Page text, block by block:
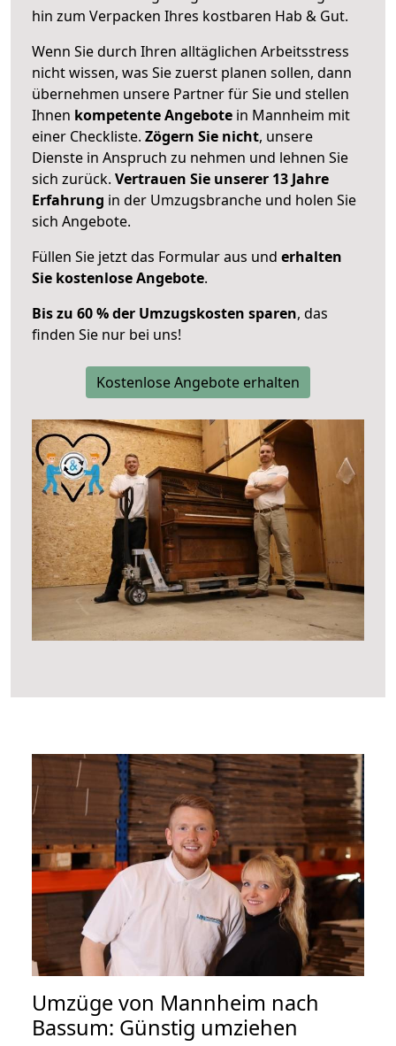
hin zum Verpacken Ihres kostbaren Hab & Gut.
Wenn Sie durch Ihren alltäglichen Arbeitsstress
nicht wissen, was Sie zuerst planen sollen, dann
übernehmen unsere Partner für Sie und stellen
Ihnen kompetente Angebote in Mannheim mit
einer Checkliste. Zögern Sie nicht, unsere
Dienste in Anspruch zu nehmen und lehnen Sie
sich zurück. Vertrauen Sie unserer 13 Jahre
Erfahrung in der Umzugsbranche und holen Sie
sich Angebote.
Füllen Sie jetzt das Formular aus und erhalten
Sie kostenlose Angebote.
Bis zu 60 % der Umzugskosten sparen, das
finden Sie nur bei uns!
Kostenlose Angebote erhalten
Umzüge von Mannheim nach
Bassum: Günstig umziehen